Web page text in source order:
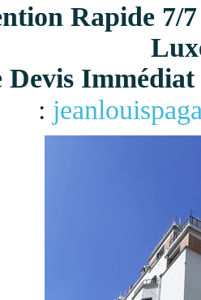
Rapide 7/
Devis
: